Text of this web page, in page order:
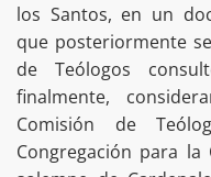
los Santos, en un
que posteriormente
de Teólogos
finalmente,
Comisión de
Congregación para la